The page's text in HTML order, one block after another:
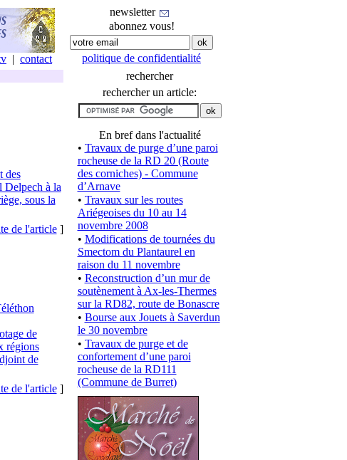
| contact
newsletter
abonnez vous!
politique de confidentialité
des
Delpech à la
sous la
de l'article]
de
régions
de
de l'article]
rechercher
rechercher un article:
En bref dans l'actualité
• Travaux de purge d’une paroi
rocheuse de la RD 20 (Route
des corniches) - Commune
d’Arnave
• Travaux sur les routes
Ariégeoises du 10 au 14
novembre 2008
• Modifications de tournées du
Smectom du Plantaurel en
raison du 11 novembre
• Reconstruction d’un mur de
soutènement à Ax-les-Thermes
sur la RD82, route de Bonascre
• Bourse aux Jouets à Saverdun
le 30 novembre
• Travaux de purge et de
confortement d’une paroi
rocheuse de la RD111
(Commune de Burret)